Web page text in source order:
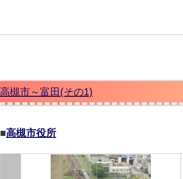
高槻市～富田(その1)
■高槻市役所